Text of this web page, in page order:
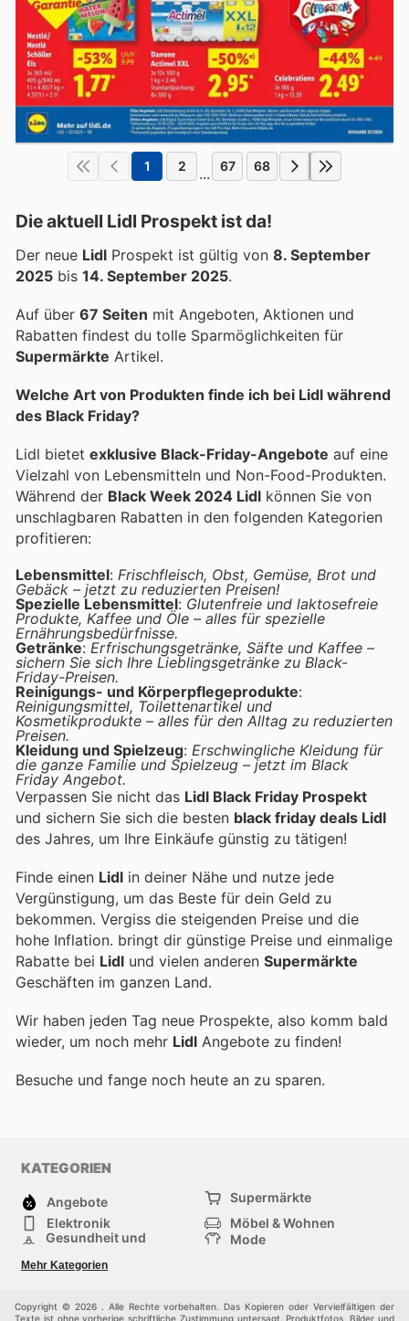
1 2 ... 67 68
Die aktuell Lidl Prospekt ist da!
Der neue Lidl Prospekt ist gültig von 8. September
2025 bis 14. September 2025.
Auf über 67 Seiten mit Angeboten, Aktionen und
Rabatten findest du tolle Sparmöglichkeiten für
Supermärkte Artikel.
Welche Art von Produkten finde ich bei Lidl während
des Black Friday?
Lidl bietet exklusive Black-Friday-Angebote auf eine
Vielzahl von Lebensmitteln und Non-Food-Produkten.
Während der Black Week 2024 Lidl können Sie von
unschlagbaren Rabatten in den folgenden Kategorien
profitieren:
Lebensmittel: Frischfleisch, Obst, Gemüse, Brot und
Gebäck – jetzt zu reduzierten Preisen!
Spezielle Lebensmittel: Glutenfreie und laktosefreie
Produkte, Kaffee und Öle – alles für spezielle
Ernährungsbedürfnisse.
Getränke: Erfrischungsgetränke, Säfte und Kaffee –
sichern Sie sich Ihre Lieblingsgetränke zu Black-
Friday-Preisen.
Reinigungs- und Körperpflegeprodukte:
Reinigungsmittel, Toilettenartikel und
Kosmetikprodukte – alles für den Alltag zu reduzierten
Preisen.
Kleidung und Spielzeug: Erschwingliche Kleidung für
die ganze Familie und Spielzeug – jetzt im Black
Friday Angebot.
Verpassen Sie nicht das Lidl Black Friday Prospekt
und sichern Sie sich die besten black friday deals Lidl
des Jahres, um Ihre Einkäufe günstig zu tätigen!
Finde einen Lidl in deiner Nähe und nutze jede
Vergünstigung, um das Beste für dein Geld zu
bekommen. Vergiss die steigenden Preise und die
hohe Inflation. bringt dir günstige Preise und einmalige
Rabatte bei Lidl und vielen anderen Supermärkte
Geschäften im ganzen Land.
Wir haben jeden Tag neue Prospekte, also komm bald
wieder, um noch mehr Lidl Angebote zu finden!
Besuche und fange noch heute an zu sparen.
KATEGORIEN
Angebote
Supermärkte
Elektronik
Möbel & Wohnen
Gesundheit und
Mode
Sportartikel und
Sportbekleidung
Einkaufzentren
Andere
Mehr Kategorien
Copyright © 2026 . Alle Rechte vorbehalten. Das Kopieren oder Vervielfältigen der
Texte ist ohne vorherige schriftliche Zustimmung untersagt. Produktfotos, Bilder und